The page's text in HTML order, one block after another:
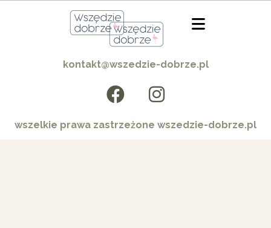
kontakt@wszedzie-dobrze.pl
wszelkie prawa zastrzeżone wszedzie-dobrze.pl